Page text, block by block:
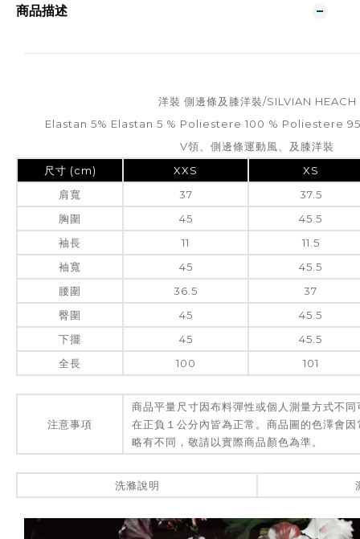
商品描述
洋裝 側邊條及膝洋裝/SILVIAN HEACH
Elastan 5% Elastan 5 % Poliestere 100 % Poliestere
V領、側邊條運動風、及膝洋裝
尺寸 (cm)
XXS
XS
肩寬
37
37.5
胸圍
45
45.5
袖長
11
11.5
袖寬
45
45.5
腰圍
36.5
37
臀圍
45
45.5
下擺
45
45.5
全長
100 101
注意事項
商品平量尺寸因布料彈性或個人測量方式不
在正負１公分內皆為正常。商品圖的色澤會
略有不同，敬請以實際商品顏色為準。
洗滌說明